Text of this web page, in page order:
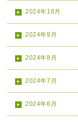
2024年10月
2024年9月
2024年8月
2024年7月
2024年6月